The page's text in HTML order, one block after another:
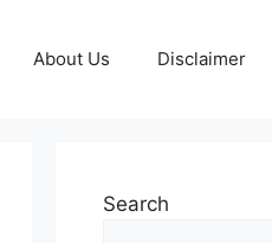
About Us Disclaimer
Search